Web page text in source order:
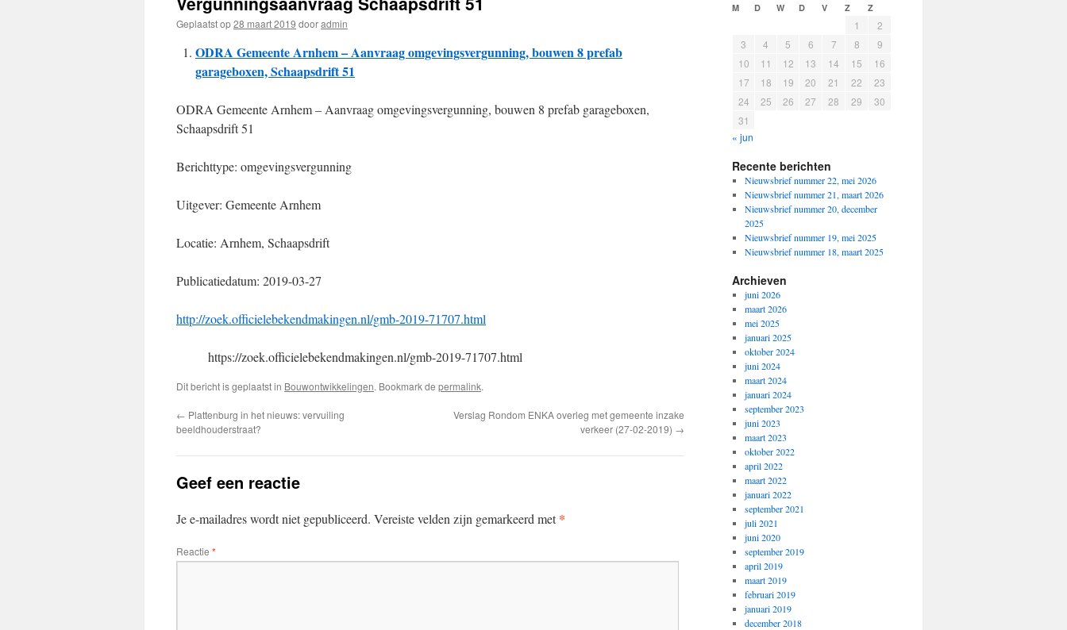
Geplaatst op28 maart 2019 dooradmin
ODRA Gemeente Arnhem – Aanvraag omgevingsvergunning, bouwen 8 prefab
garageboxen, Schaapsdrift 51
ODRA Gemeente Arnhem – Aanvraag omgevingsvergunning, bouwen 8 prefab garageboxen,
Schaapsdrift 51
Berichttype: omgevingsvergunning
Uitgever: Gemeente Arnhem
Locatie: Arnhem, Schaapsdrift
Publicatiedatum: 2019-03-27
http://zoek.officielebekendmakingen.nl/gmb-2019-71707.html
https://zoek.officielebekendmakingen.nl/gmb-2019-71707.html
Dit bericht is geplaatst in Bouwontwikkelingen. Bookmark de permalink.
← Plattenburg in het nieuws: vervuiling
beeldhouderstraat?
Verslag Rondom ENKA overleg met gemeente inzake
verkeer (27-02-2019) →
Geef een reactie
Je e-mailadres wordt niet gepubliceerd. Vereiste velden zijn gemarkeerd met*
Reactie *
M D W D V Z Z
1
2
3
4 5 6 7 8
9
10
11 12 13 14 15
16
17
18 19 20 21 22
23
24
25 26 27 28 29
30
31
« jun
Recente berichten
Nieuwsbrief nummer 22, mei 2026
Nieuwsbrief nummer 21, maart 2026
Nieuwsbrief nummer 20, december
2025
Nieuwsbrief nummer 19, mei 2025
Nieuwsbrief nummer 18, maart 2025
Archieven
juni 2026
maart 2026
mei 2025
januari 2025
oktober 2024
juni 2024
maart 2024
januari 2024
september 2023
juni 2023
maart 2023
oktober 2022
april 2022
maart 2022
januari 2022
september 2021
juli 2021
juni 2020
september 2019
april 2019
maart 2019
februari 2019
januari 2019
december 2018